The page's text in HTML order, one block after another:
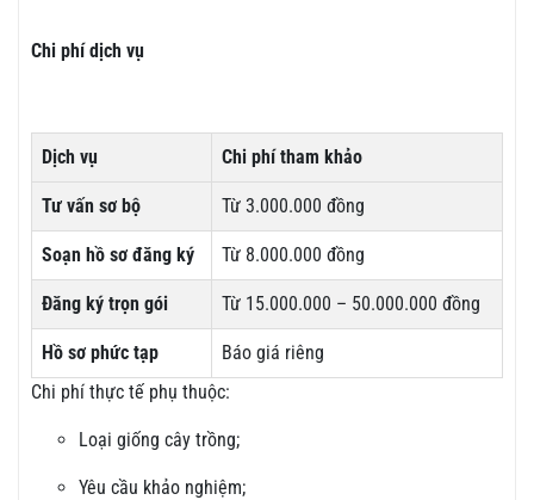
Chi phí dịch vụ
Dịch vụ Chi phí tham khảo
Tư vấn sơ bộ Từ 3.000.000 đồng
Soạn hồ sơ đăng ký Từ 8.000.000 đồng
Đăng ký trọn gói Từ 15.000.000 – 50.000.000 đồng
Hồ sơ phức tạp
Báo giá riêng
Chi phí thực tế phụ thuộc:
Loại giống cây trồng;
Yêu cầu khảo nghiệm;